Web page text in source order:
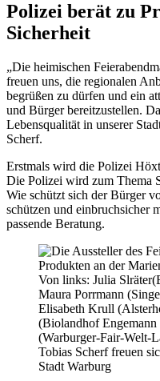
Polizei berät zu
Sicherheit
„Die heimischen
freuen uns, die regionalen
begrüßen zu dürfen und ein
und Bürger bereitzustellen.
Lebensqualität in unserer
Scherf.
Erstmals wird die Polizei
Die Polizei wird zum Thema
Wie schützt sich der Bürger
schützen und einbruchsicher
passende Beratung.
Von links: Julia
Maura Porrmann
Elisabeth Krull
(Biolandhof Engemann
(Warburger-Fair-Welt-
Tobias Scherf freuen
Stadt Warburg